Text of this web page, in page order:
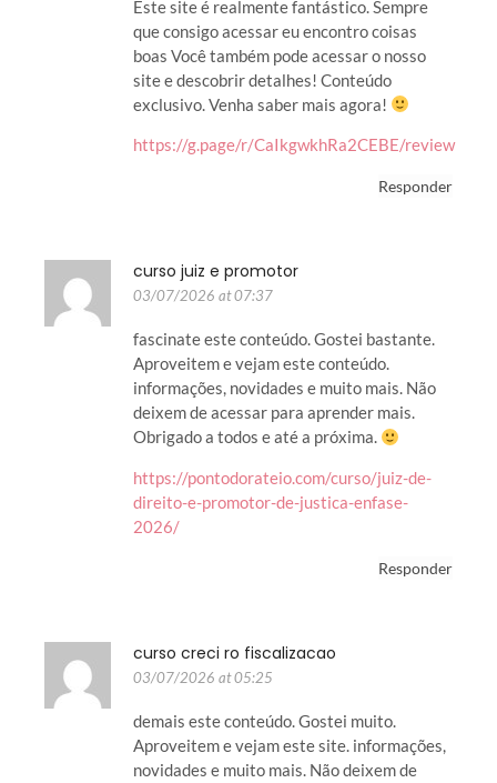
Este site é realmente fantástico. Sempre
que consigo acessar eu encontro coisas
boas Você também pode acessar o nosso
site e descobrir detalhes! Conteúdo
exclusivo. Venha saber mais agora!
https://g.page/r/CaIkgwkhRa2CEBE/review
Responder
curso juiz e promotor
03/07/2026 at 07:37
fascinate este conteúdo. Gostei bastante.
Aproveitem e vejam este conteúdo.
informações, novidades e muito mais. Não
deixem de acessar para aprender mais.
Obrigado a todos e até a próxima.
https://pontodorateio.com/curso/juiz-de-
direito-e-promotor-de-justica-enfase-
2026/
Responder
curso creci ro fiscalizacao
03/07/2026 at 05:25
demais este conteúdo. Gostei muito.
Aproveitem e vejam este site. informações,
novidades e muito mais. Não deixem de